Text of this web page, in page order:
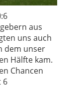
aus
uns auch
dem unser
Hälfte kam.
Chancen
6